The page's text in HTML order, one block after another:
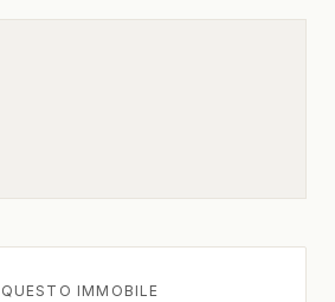
IMMOBILE